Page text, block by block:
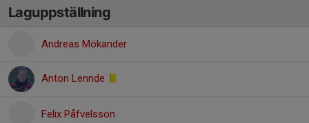
Laguppställning
Andreas Mökander
Anton Lennde
Felix Påfvelsson